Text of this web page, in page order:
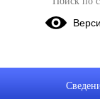
Олимпиады
всероссийской